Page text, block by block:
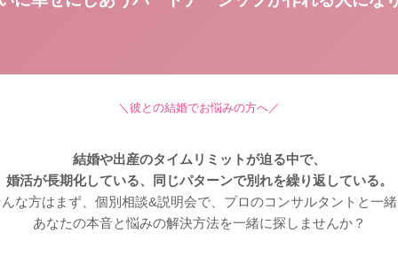
＼彼との結婚でお悩みの方へ／
結婚や出産のタイムリミットが迫る中で、
婚活が長期化している、
同じパターンで別れを繰り返している。
な方はまず、個別相談&説明会で、 プロのコンサルタントと一
あなたの本音と悩みの解決方法を一緒に探しませんか？